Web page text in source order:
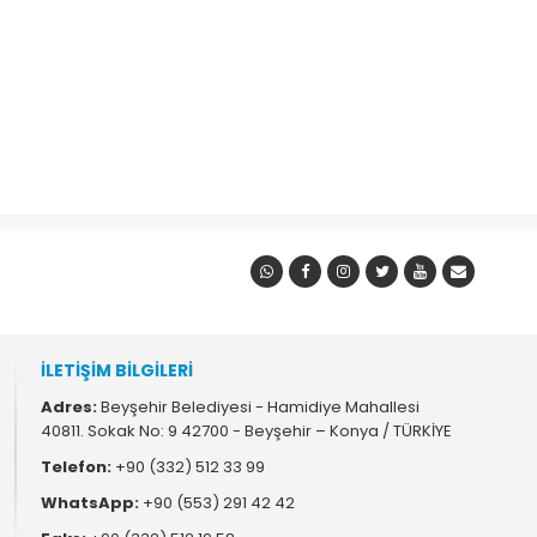
İLETİŞİM BİLGİLERİ
Adres:Beyşehir Belediyesi - Hamidiye Mahallesi
40811. Sokak No: 9 42700 - Beyşehir – Konya / TÜRKİYE
Telefon: +90 (332) 512 33 99
WhatsApp: +90 (553) 291 42 42